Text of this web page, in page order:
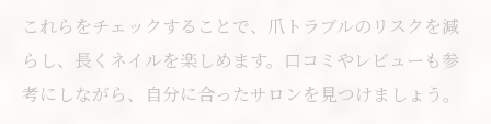
これらをチェックすることで、爪トラブルのリスクを減
らし、長くネイルを楽しめます。口コミやレビューも参
考にしながら、自分に合ったサロンを見つけましょう。